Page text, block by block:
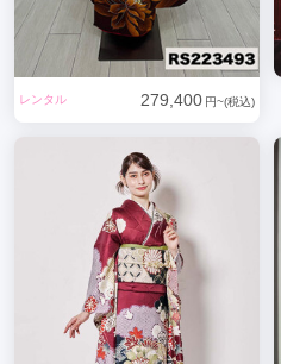
レンタル 279,400 円~(税込)